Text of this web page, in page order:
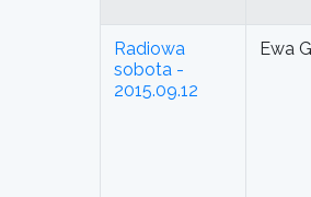
Radiowa
sobota -
2015.09.12
Ewa